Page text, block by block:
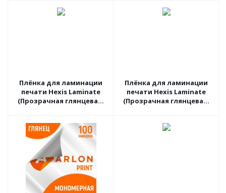
Плёнка для ламинации
печати Hexis Laminate
(Прозрачная глянцевая)
Плёнка для ламинации
печати Hexis Laminate
(Прозрачная глянцевая)